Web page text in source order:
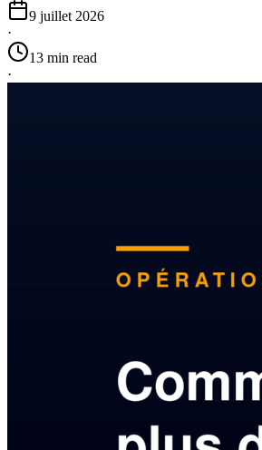
9 juillet 2026
·
13 min read
·